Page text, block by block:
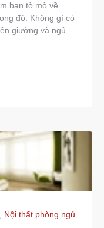
bạn tò mò về
đó. Không gì có
giường và ngủ
, Nội thất phòng ngủ